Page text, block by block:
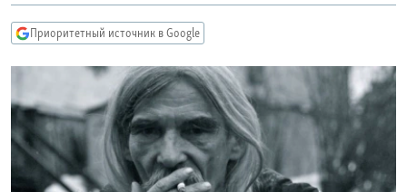
главной
навигации
Вернутся
поиску
КУЛЬТУРА
IDEL.РЕАЛИИ
КАВКАЗ.РЕАЛИИ
СЕВЕР.РЕАЛИИ
СИБИРЬ.РЕАЛИИ
РАСПИСАНИЕ ВЕЩАНИЯ
Приоритетный источник в Google